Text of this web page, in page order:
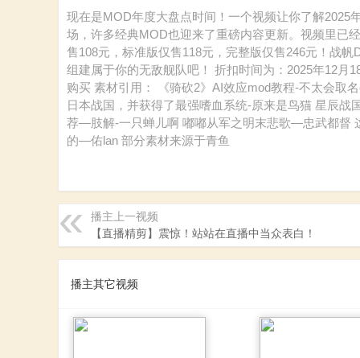
现在是MOD年度大盘点时间！一个视频让你了解
场，许多经典MOD也迎来了重磅内容更新。视频里已
售108元，标准版仅售118元，完整版仅售246元！战
组建属于你的无敌舰队吧！ 折扣时间为：2025年12
购买 素材引用： 《骑砍2》AI效应mod教程-不太会取
日本战国，并获得了最强嗜血系统-原来是鸟猫 星辰
荐—肢解-一只蝉儿啊 嘟嘟从军之明末悲歌—忠武都督
的—佑lan 部分素材来源于青鱼
播主上一视频
【直播精剪】震惊！站站在直播中当众表白！
播主其它视频